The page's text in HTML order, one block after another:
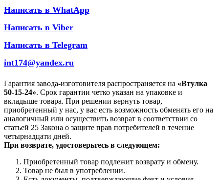
Написать в WhatApp
Написать в Viber
Написать в Telegram
int174@yandex.ru
Гарантия завода-изготовителя распространяется на «Втулка
50-15-24». Срок гарантии четко указан на упаковке и
вкладыше товара. При решении вернуть товар,
приобретенный у нас, у вас есть возможность обменять его на
аналогичный или осуществить возврат в соответствии со
статьей 25 Закона о защите прав потребителей в течение
четырнадцати дней.
При возврате, удостоверьтесь в следующем:
Приобретенный товар подлежит возврату и обмену.
Товар не был в употреблении.